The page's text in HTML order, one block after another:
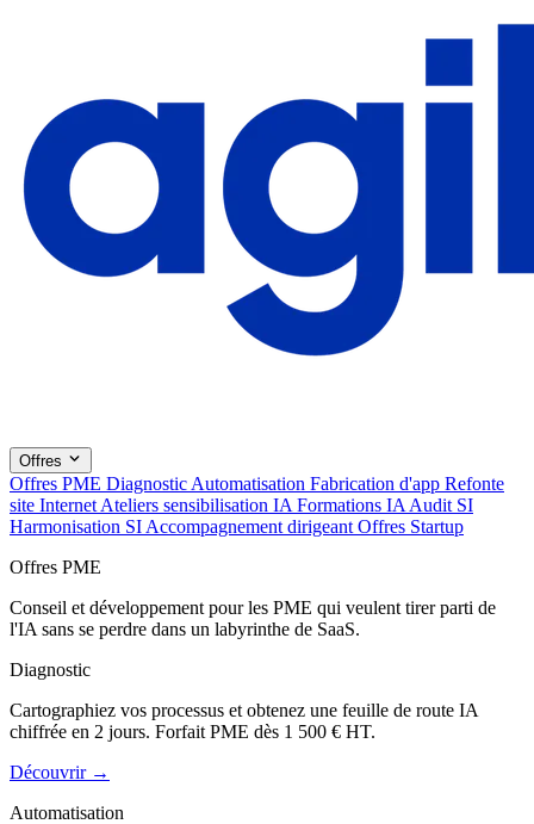
Offres
Offres PME Diagnostic Automatisation Fabrication d'app Refonte
site Internet Ateliers sensibilisation IA Formations IA Audit SI
Harmonisation SI Accompagnement dirigeant Offres Startup
Offres PME
Conseil et développement pour les PME qui veulent tirer parti de
l'IA sans se perdre dans un labyrinthe de SaaS.
Diagnostic
Cartographiez vos processus et obtenez une feuille de route IA
chiffrée en 2 jours. Forfait PME dès 1 500 € HT.
Découvrir →
Automatisation